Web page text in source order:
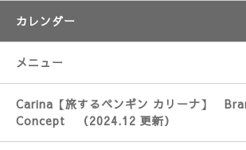
カレンダー
メニュー
Carina【旅するペンギン カリーナ】
Concept （2024.12 更新）